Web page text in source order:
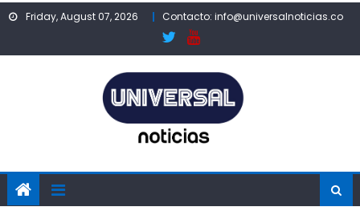
Skip
Friday, August 07, 2026 Contacto: info@universalnoticias.co